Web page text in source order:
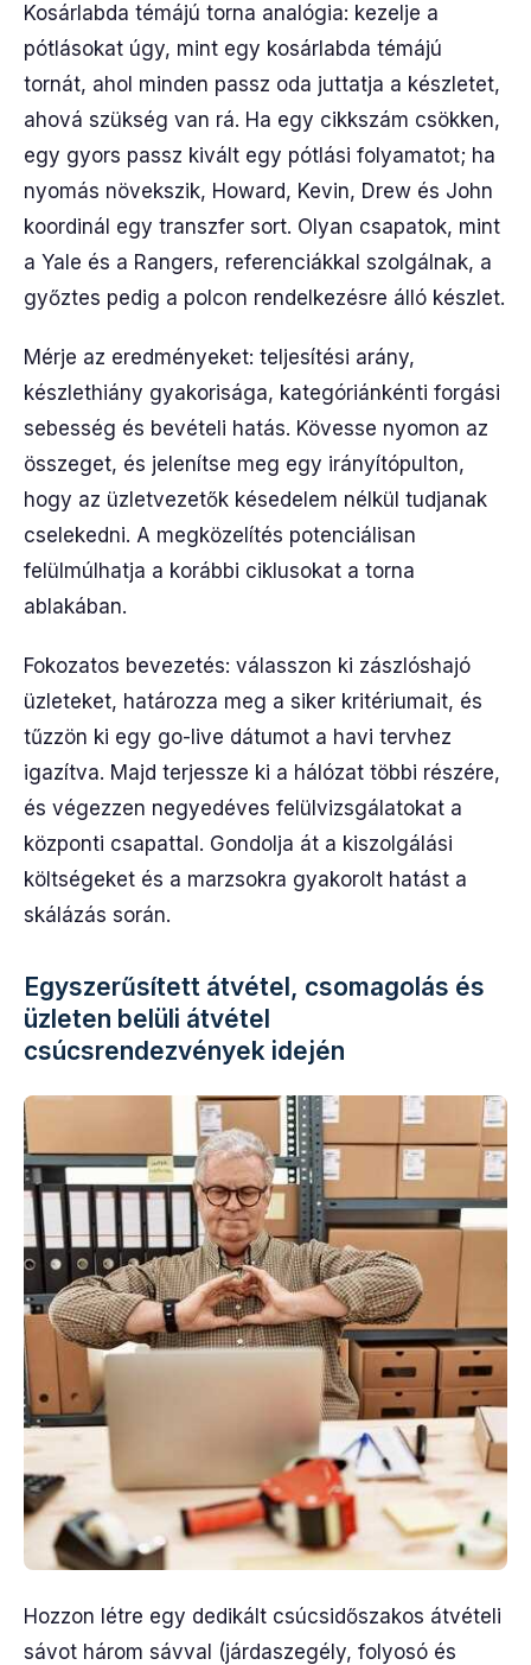
Kosárlabda témájú torna analógia: kezelje a
pótlásokat úgy, mint egy kosárlabda témájú
tornát, ahol minden passz oda juttatja a készletet,
ahová szükség van rá. Ha egy cikkszám csökken,
egy gyors passz kivált egy pótlási folyamatot; ha
nyomás növekszik, Howard, Kevin, Drew és John
koordinál egy transzfer sort. Olyan csapatok, mint
a Yale és a Rangers, referenciákkal szolgálnak, a
győztes pedig a polcon rendelkezésre álló készlet.
Mérje az eredményeket: teljesítési arány,
készlethiány gyakorisága, kategóriánkénti forgási
sebesség és bevételi hatás. Kövesse nyomon az
összeget, és jelenítse meg egy irányítópulton,
hogy az üzletvezetők késedelem nélkül tudjanak
cselekedni. A megközelítés potenciálisan
felülmúlhatja a korábbi ciklusokat a torna
ablakában.
Fokozatos bevezetés: válasszon ki zászlóshajó
üzleteket, határozza meg a siker kritériumait, és
tűzzön ki egy go-live dátumot a havi tervhez
igazítva. Majd terjessze ki a hálózat többi részére,
és végezzen negyedéves felülvizsgálatokat a
központi csapattal. Gondolja át a kiszolgálási
költségeket és a marzsokra gyakorolt hatást a
skálázás során.
Egyszerűsített átvétel, csomagolás és
üzleten belüli átvétel
csúcsrendezvények idején
Hozzon létre egy dedikált csúcsidőszakos átvételi
sávot három sávval (járdaszegély, folyosó és